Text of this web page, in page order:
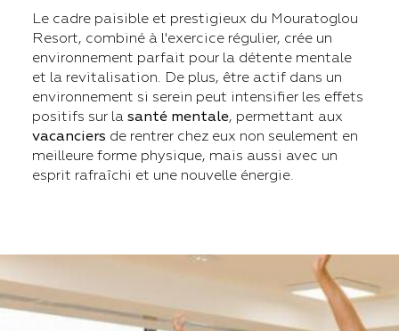
Le cadre paisible et prestigieux du Mouratoglou
Resort, combiné à l'exercice régulier, crée un
environnement parfait pour la détente mentale
et la revitalisation. De plus, être actif dans un
environnement si serein peut intensifier les effets
positifs sur la santé mentale, permettant aux
vacanciers de rentrer chez eux non seulement en
meilleure forme physique, mais aussi avec un
esprit rafraîchi et une nouvelle énergie.